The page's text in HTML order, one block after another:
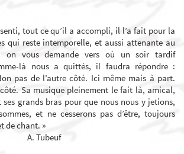
tout ce qu’il a accompli, il l’a fait pour la
qui reste intemporelle, et aussi attenante au
vous demande vers où un soir tardif
là nous a quittés, il faudra répondre :
pas de l’autre côté. Ici même mais à part.
Sa musique pleinement le fait là, amical,
grands bras pour que nous nous y jetions,
et ne cesserons pas d’être, toujours
de chant. »